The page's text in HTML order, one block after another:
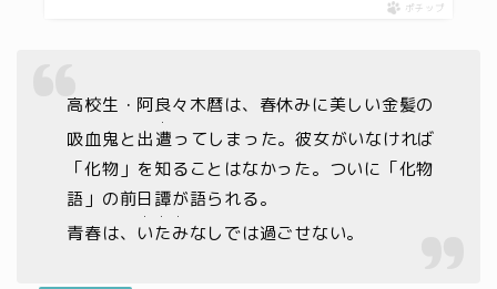
ポチップ
高校生・阿良々木暦は、春休みに美しい金髪の
吸血鬼と出遭
・
ってしまった。彼女がいなければ
「化物」を知ることはなかった。ついに「化物
語」の前日譚が語られる。
青春は、 いたみ
・・・
なしでは過ごせない。